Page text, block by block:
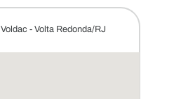
Voldac - Volta Redonda/RJ